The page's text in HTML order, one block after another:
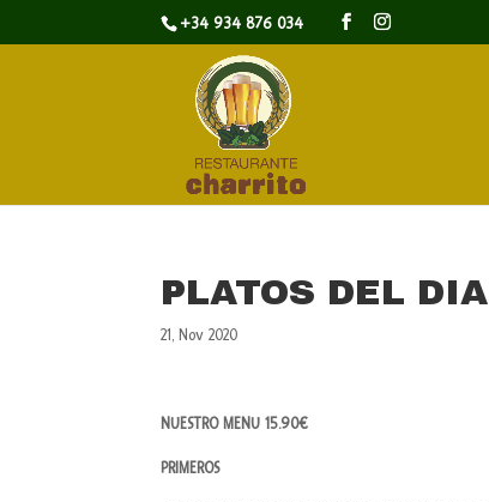
+34 934 876 034
PLATOS DEL DIA
21, Nov 2020
NUESTRO MENU 15.90€
PRIMEROS